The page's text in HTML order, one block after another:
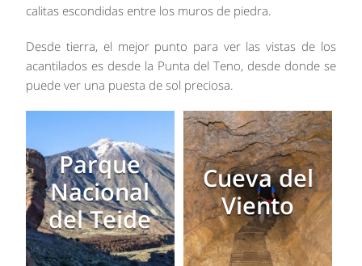
calitas escondidas entre los muros de piedra.
Desde tierra, el mejor punto para ver las vistas de los
acantilados es desde la Punta del Teno, desde donde se
puede ver una puesta de sol preciosa.
Parque
Nacional
del Teide
Cueva del
Viento